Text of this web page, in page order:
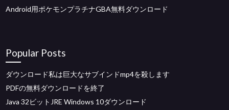
Android用ポケモンプラチナGBA無料ダウンロード
Popular Posts
ダウンロード私は巨大なサブインドmp4を殺します
PDFの無料ダウンロードを終了
Java 32ビットJRE Windows 10ダウンロード